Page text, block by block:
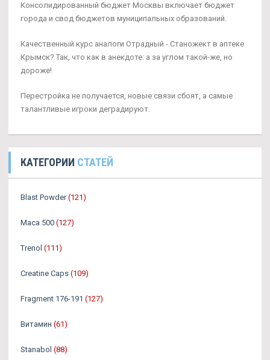
Консолидированный бюджет Москвы включает бюджет
города и свод бюджетов муниципальных образований.
Качественный курс аналоги Отрадный - Станожект в аптеке
Крымск? Так, что как в анекдоте: а за углом такой-же, но
дороже!
Перестройка не получается, новые связи сбоят, а самые
талантливые игроки деградируют.
КАТЕГОРИИ СТАТЕЙ
Blast Powder (121)
Maca 500 (127)
Trenol (111)
Creatine Caps (109)
Fragment 176-191 (127)
Витамин (61)
Stanabol (88)